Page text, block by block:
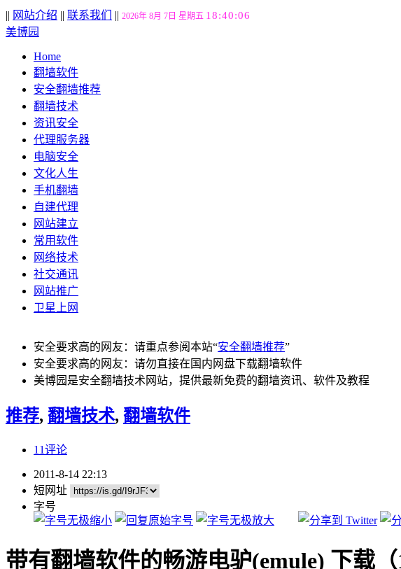
|| 网站介绍 || 联系我们 || 2026年 8月 7日 星期五 18:40:07
美博园
Home
翻墙软件
安全翻墙推荐
翻墙技术
资讯安全
代理服务器
电脑安全
文化人生
手机翻墙
自建代理
网站建立
常用软件
网络技术
社交通讯
网站推广
卫星上网
安全要求高的网友：请重点参阅本站“安全翻墙推荐”
安全要求高的网友：请勿直接在国内网盘下载翻墙软件
美博园是安全翻墙技术网站，提供最新免费的翻墙资讯、软件及教程
推荐, 翻墙技术, 翻墙软件
11评论
2011-8-14 22:13
短网址
字号
带有翻墙软件的畅游电驴(emule) 下载（